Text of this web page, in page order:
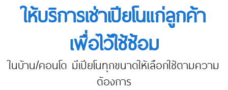
ให้บริการเช่าเปียโนแก่ลูกค้า
เพื่อไว้ใช้ซ้อม
ในบ้าน/คอนโด มีเปียโนทุกขนาดให้เลือกใช้ตามความ
ต้องการ